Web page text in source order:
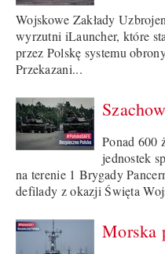
Wojskowe Zakłady
wyrzutni iLauncher, które
przez Polskę systemu
Przekazani...
Ponad 600
jednostek
na terenie 1 Brygady
defilady z okazji Święta
Morska